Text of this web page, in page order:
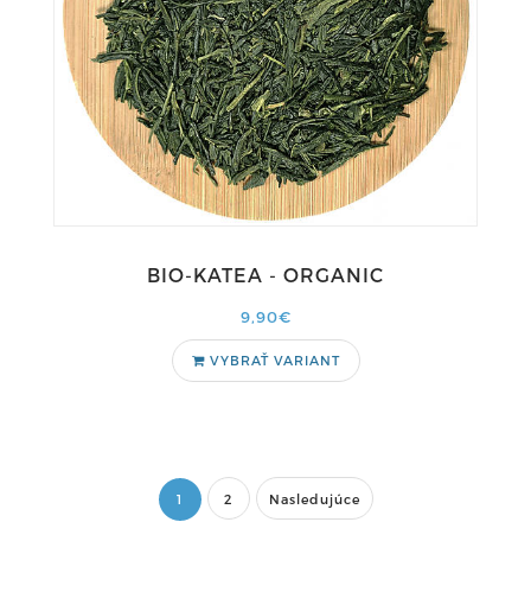
BIO-KATEA - ORGANIC
9,90€
VYBRAŤ VARIANT
1 2 Nasledujúce